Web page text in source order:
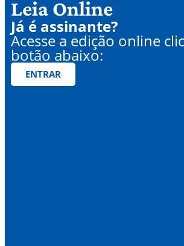
Leia Online
Já é assinante?
Acesse a edição online
botão abaixo:
ENTRAR